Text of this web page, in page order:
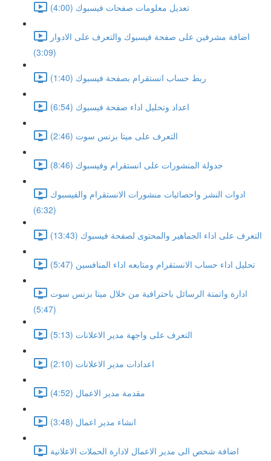
تعديل معلومات صفحات فيسبوك (4:00)
اضافة مشرفين على صفحة فيسبوك والتعرف على الادوار
(3:09)
ربط حساب انستقرام بصفحة فيسبوك (1:40)
اعداد وتحليل اداء صفحة فيسبوك (6:54)
التعرف على ميتا بزنس سوت (2:46)
جدولة المنشورات على انستقرام وفيسبوك (8:46)
ادوات النشر واحصائيات منشورات الانستقرام والفيسبوك
(6:32)
التعرف على اداء الجماهير والمحتوى لصفحة فيسبوك (13:43)
تحليل اداء حساب الانستقرام ومتابعه اداء المنافسين (5:47)
ادارة واتمتة الرسائل باحترافية من خلال ميتا بزنس سوت
(5:47)
التعرف على واجهة مدير الاعلانات (5:13)
اعدادات مدير الاعلانات (2:10)
مقدمة مدير الاعمال (4:52)
انشاء مدير اعمال (3:48)
اضافة شخص الى مدير الاعمال لادارة الحملات الاعلانية